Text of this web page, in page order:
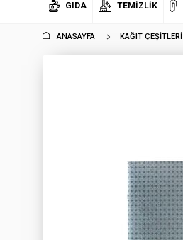
GIDA TEMIZLIK
ANASAYFA KAĞIT ÇEŞITLERI